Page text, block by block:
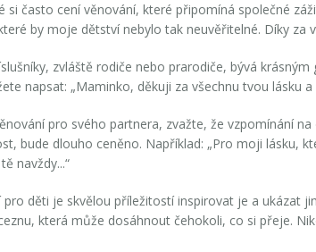
si často cení věnování, které připomíná společné
by moje dětství nebylo tak neuvěřitelné. Díky za
zvláště rodiče nebo prarodiče, bývá
napsat: „Maminko, děkuji za všechnu tvou lásku
pro svého partnera, zvažte, že vzpomínání
bude dlouho ceněno. Například: „Pro moji lásku,
navždy...“
pro děti je skvělou příležitostí inspirovat je a ukázat
která může dosáhnout čehokoli, co si přeje.